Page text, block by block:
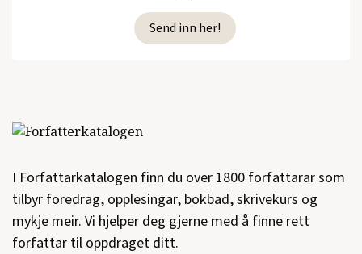
Send inn her!
I Forfattarkatalogen finn du over 1800 forfattarar som
tilbyr foredrag, opplesingar, bokbad, skrivekurs og
mykje meir. Vi hjelper deg gjerne med å finne rett
forfattar til oppdraget ditt.